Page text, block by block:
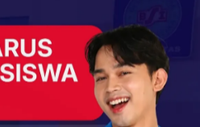
relevan untuk dunia
mata kuliah inti
karier mereka.
menjadi mampu